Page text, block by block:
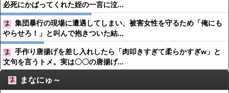
必死にかばってくれた姪の一言に泣...
集団暴行の現場に遭遇してしまい、被害女性を守るため「俺にも
やらせろ！」と叫んで抱きついた結...
手作り唐揚げを差し入れしたら「肉叩きすぎて柔らかすぎw」と
文句を言うトメ。実は〇〇の唐揚げ...
まなにゅ～